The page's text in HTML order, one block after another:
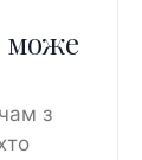
може
з